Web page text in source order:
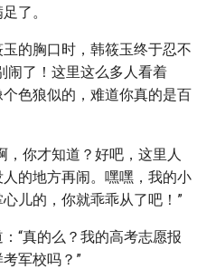
了。
的胸口时，韩筱玉终于忍不
闹了！这里这么多人看着
色狼似的，难道你真的是百
，你才知道？好吧，这里人
的地方再闹。嘿嘿，我的小
儿的，你就乖乖从了吧！”
“真的么？我的高考志愿报
军校吗？”